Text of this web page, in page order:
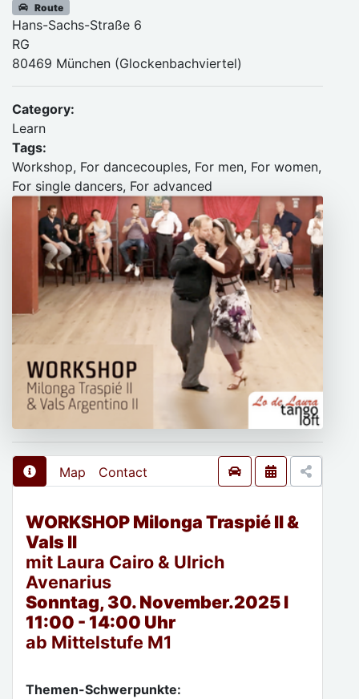
Route
Hans-Sachs-Straße 6
RG
80469 München (Glockenbachviertel)
Category:
Learn
Tags:
Workshop, For dancecouples, For men, For women,
For single dancers, For advanced
Map Contact
WORKSHOP Milonga Traspié II &
Vals II
mit Laura Cairo & Ulrich
Avenarius
Sonntag, 30. November.2025 I
11:00 - 14:00 Uhr
ab Mittelstufe M1
Themen-Schwerpunkte: